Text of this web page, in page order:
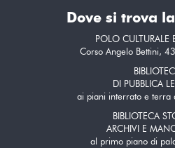
Dove si trova
POLO CULTURALE
Corso Angelo Bettini,
DI PUBBLICA
ai piani interrato e terra
BIBLIOTECA
ARCHIVI E
al primo piano di